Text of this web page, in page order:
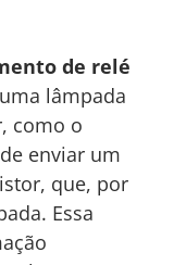
de relé
lâmpada
como o
enviar um
que, por
Essa